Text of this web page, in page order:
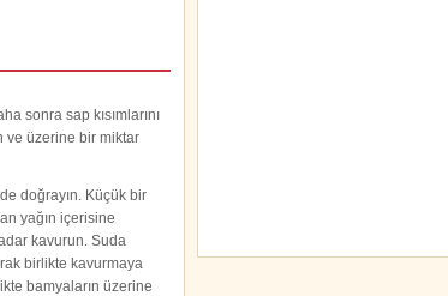
sonra sap kısımlarını
ve üzerine bir miktar
doğrayın. Küçük bir
yağın içerisine
kavurun. Suda
birlikte kavurmaya
bamyaların üzerine